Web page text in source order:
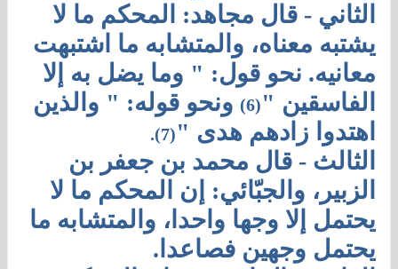
الثاني - قال مجاهد: المحكم ما لا
يشتبه معناه، والمتشابه ما اشتبهت
معانيه. نحو قول: " وما يضل به إلا
الفاسقين "(6)
ونحو قوله: " والذين
اهتدوا زادهم هدى "(7).
الثالث - قال محمد بن جعفر بن
الزبير، والجبّائي: إن المحكم ما لا
يحتمل إلا وجها واحدا، والمتشابه ما
يحتمل وجهين فصاعدا.